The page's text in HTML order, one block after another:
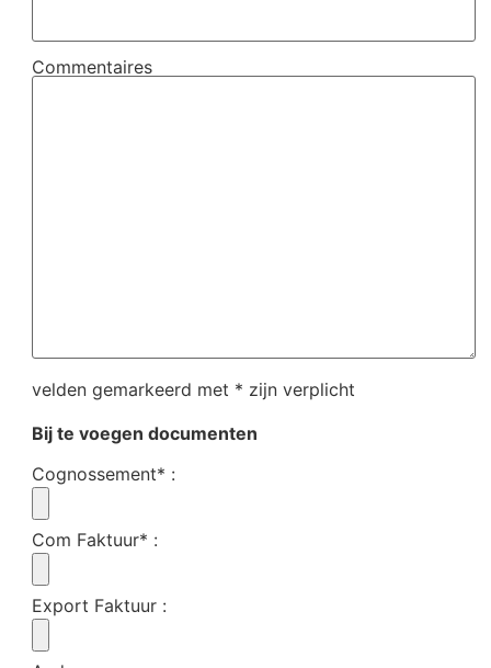
Commentaires
velden gemarkeerd met * zijn verplicht
Bij te voegen documenten
Cognossement* :
Com Faktuur* :
Export Faktuur :